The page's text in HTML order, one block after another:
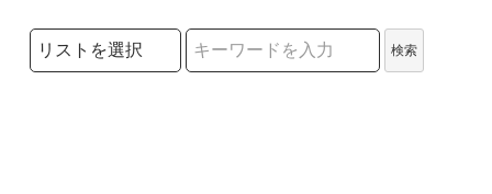
検索リストの選択
検索